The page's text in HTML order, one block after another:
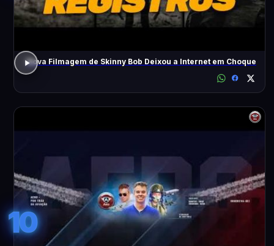
Nova Filmagem de Skinny Bob Deixou a Internet em Choque
10